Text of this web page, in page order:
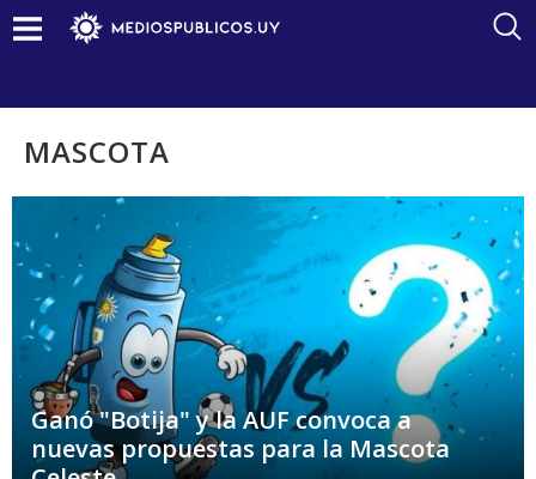
MASCOTA
Ganó "Botija" y la AUF convoca a
nuevas propuestas para la Mascota